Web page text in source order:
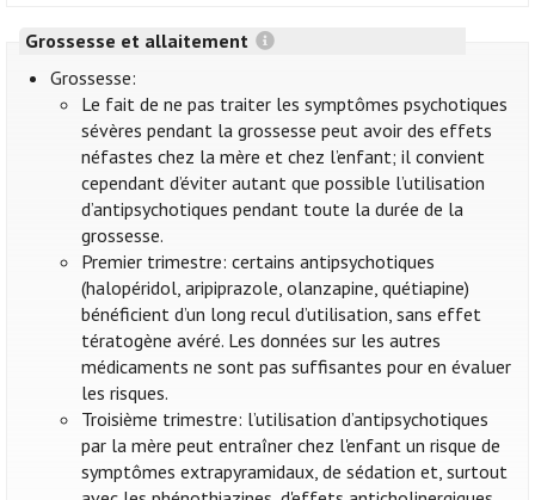
Grossesse et allaitement
Grossesse:
Le fait de ne pas traiter les symptômes psychotiques
sévères pendant la grossesse peut avoir des effets
néfastes chez la mère et chez l’enfant; il convient
cependant d’éviter autant que possible l’utilisation
d’antipsychotiques pendant toute la durée de la
grossesse.
Premier trimestre: certains antipsychotiques
(halopéridol, aripiprazole, olanzapine, quétiapine)
bénéficient d’un long recul d’utilisation, sans effet
tératogène avéré. Les données sur les autres
médicaments ne sont pas suffisantes pour en évaluer
les risques.
Troisième trimestre: l’utilisation d’antipsychotiques
par la mère peut entraîner chez l'enfant un risque de
symptômes extrapyramidaux, de sédation et, surtout